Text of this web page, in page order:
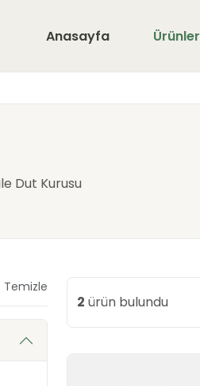
Anasayfa Ürünler
Dut Kurusu
Temizle
2 ürün bulundu